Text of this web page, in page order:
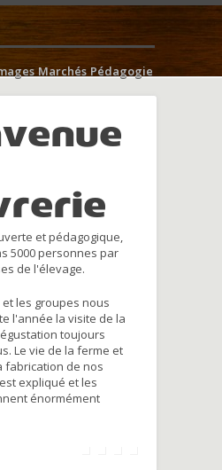
Marchés Pédagogie
et pédagogique,
5000 personnes par
de l'élevage.
les groupes nous
l'année la visite de la
toujours
Le vie de la ferme et
fabrication de nos
expliqué et les
énormément